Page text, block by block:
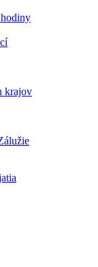
krajov